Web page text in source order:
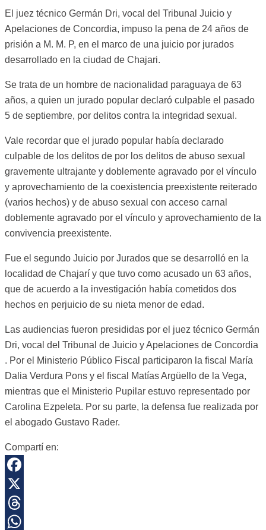
El juez técnico Germán Dri, vocal del Tribunal Juicio y
Apelaciones de Concordia, impuso la pena de 24 años de
prisión a M. M. P, en el marco de una juicio por jurados
desarrollado en la ciudad de Chajari.
Se trata de un hombre de nacionalidad paraguaya de 63
años, a quien un jurado popular declaró culpable el pasado
5 de septiembre, por delitos contra la integridad sexual.
Vale recordar que el jurado popular había declarado
culpable de los delitos de por los delitos de abuso sexual
gravemente ultrajante y doblemente agravado por el vínculo
y aprovechamiento de la coexistencia preexistente reiterado
(varios hechos) y de abuso sexual con acceso carnal
doblemente agravado por el vínculo y aprovechamiento de la
convivencia preexistente.
Fue el segundo Juicio por Jurados que se desarrolló en la
localidad de Chajarí y que tuvo como acusado un 63 años,
que de acuerdo a la investigación había cometidos dos
hechos en perjuicio de su nieta menor de edad.
Las audiencias fueron presididas por el juez técnico Germán
Dri, vocal del Tribunal de Juicio y Apelaciones de Concordia
. Por el Ministerio Público Fiscal participaron la fiscal María
Dalia Verdura Pons y el fiscal Matías Argüello de la Vega,
mientras que el Ministerio Pupilar estuvo representado por
Carolina Ezpeleta. Por su parte, la defensa fue realizada por
el abogado Gustavo Rader.
Compartí en:
Facebook
X
Threads